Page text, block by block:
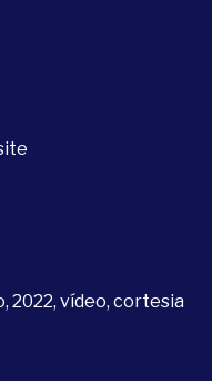
2022, vídeo, cortesia